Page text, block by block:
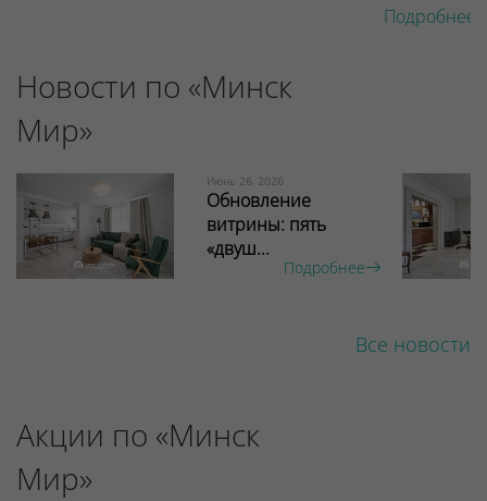
Подробнее
Новости по «Минск
Мир»
Июнь 26, 2026
Обновление
витрины: пять
«двуш...
Подробнее
Все новости
Акции по «Минск
Мир»